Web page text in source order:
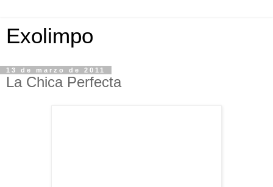
Exolimpo
13 de marzo de 2011
La Chica Perfecta